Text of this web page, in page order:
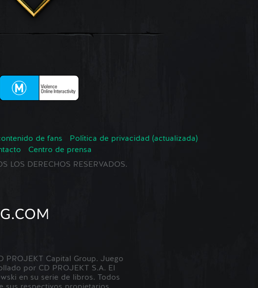
de fans
Política de privacidad (actualizada)
Centro de prensa
LOS DERECHOS RESERVADOS.
PROJEKT Capital Group. Juego
por CD PROJEKT S.A. El
en su serie de libros. Todos